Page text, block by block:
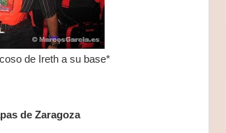
de Ireth a su base*
de Zaragoza